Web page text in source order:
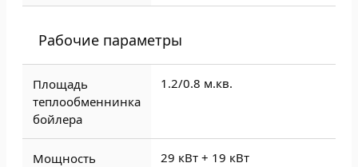
Рабочие параметры
Площадь
теплообменнинка
бойлера
1.2/0.8 м.кв.
Мощность
29 кВт + 19 кВт